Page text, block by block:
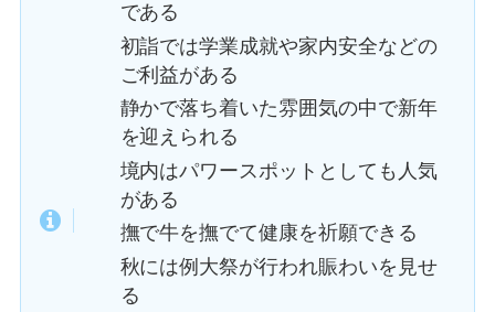
である
初詣では学業成就や家内安全などの
ご利益がある
静かで落ち着いた雰囲気の中で新年
を迎えられる
境内はパワースポットとしても人気
がある
撫で牛を撫でて健康を祈願できる
秋には例大祭が行われ賑わいを見せ
る